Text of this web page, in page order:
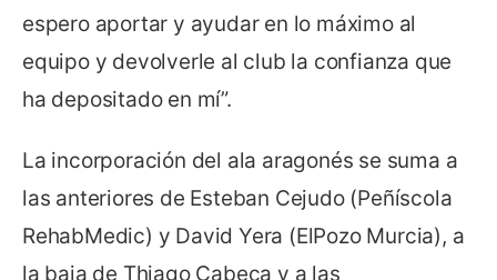
espero aportar y ayudar en lo máximo al
equipo y devolverle al club la confianza que
ha depositado en mí”.
La incorporación del ala aragonés se suma a
las anteriores de Esteban Cejudo (Peñíscola
RehabMedic) y David Yera (ElPozo Murcia), a
la baja de Thiago Cabeça y a las